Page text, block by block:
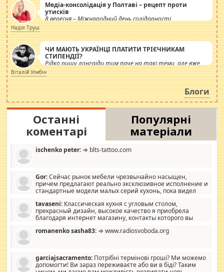
Медіа-консолідація у Полтаві – рецепт проти
утисків
8 вересня – Міжнародний день солідарності
журналістів.
Надія Труш
ЧИ МАЮТЬ УКРАЇНЦІ ПЛАТИТИ ТРІЄЧНИКАМ
СТИПЕНДІЇ?
Рідко пишу лонгріди тим паче на такі теми, але вже
просто дістало! Обурюють сьогоднішні інсенуації
навколо стипендіального питання. Штучно
роздувається ще одна соціальна катастрофа.
Віталій Улибін
Блоги
Останні
коментарі
Популярні
матеріали
ischenko peter: ⇒ blts-tattoo.com
Gor:Сейчас рынок мебели чрезвычайно насыщен,
причем предлагают реально эксклюзивное исполнение и
стандартные модели малых серий кухонь, пока видел
стандартные формы, в MebelOk, креативненько и что главное -
со вкусом все в порядке, без ненужных наворотов удорожающих
мебель, а это не последний фактор.
tavaseni: Классическая кухня с угловым столом,
прекрасный дизайн, высокое качество я приобрела
благодаря интернет магазину, контакты которого вы
romanenko sasha83: ⇒ www.radiosvoboda.org
garciajsacramento: Потрібні термінові гроші? Ми можемо
допомогти! Ви зараз переживаєте або ви в біді? Таким